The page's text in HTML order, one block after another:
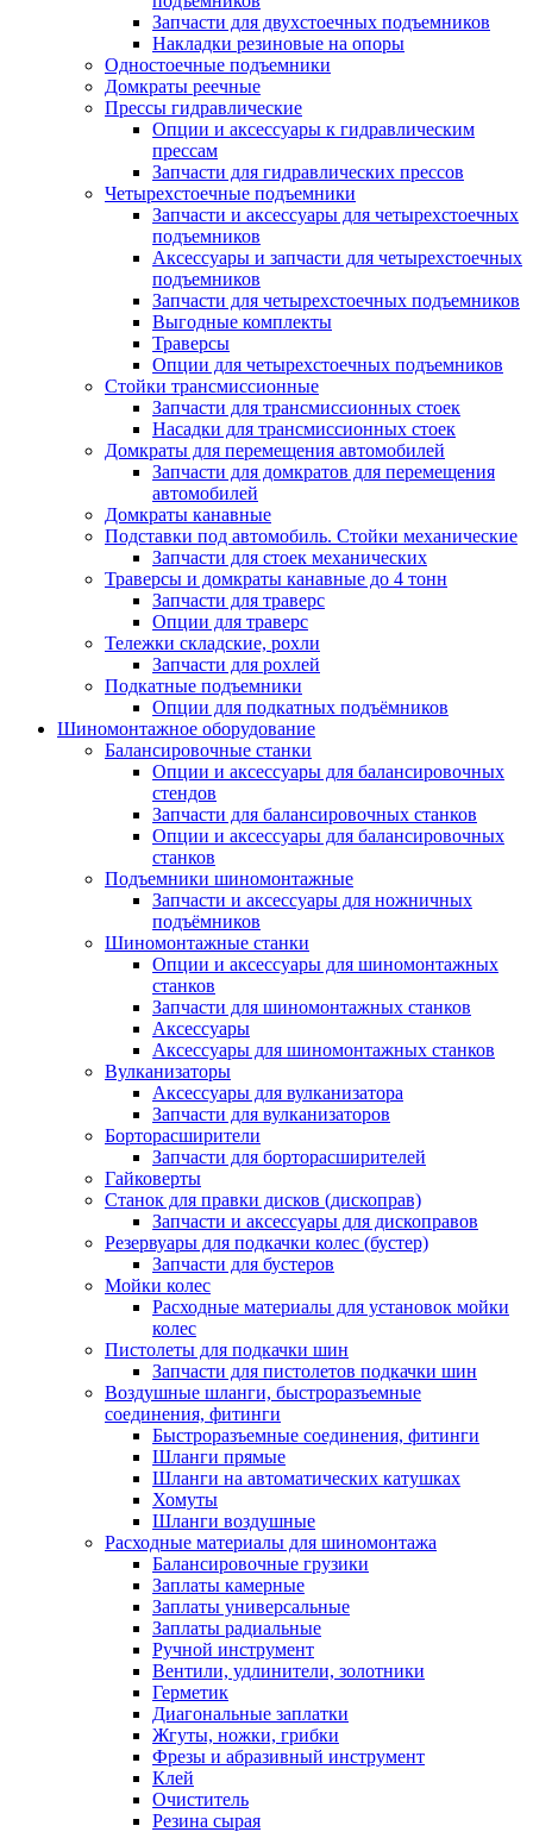
Запчасти для двухстоечных подъемников
Накладки резиновые на опоры
Одностоечные подъемники
Домкраты реечные
Прессы гидравлические
Опции и аксессуары к гидравлическим
прессам
Запчасти для гидравлических прессов
Четырехстоечные подъемники
Запчасти и аксессуары для четырехстоечных
подъемников
Аксессуары и запчасти для четырехстоечных
подъемников
Запчасти для четырехстоечных подъемников
Выгодные комплекты
Траверсы
Опции для четырехстоечных подъемников
Стойки трансмиссионные
Запчасти для трансмиссионных стоек
Насадки для трансмиссионных стоек
Домкраты для перемещения автомобилей
Запчасти для домкратов для перемещения
автомобилей
Домкраты канавные
Подставки под автомобиль. Стойки механические
Запчасти для стоек механических
Траверсы и домкраты канавные до 4 тонн
Запчасти для траверс
Опции для траверс
Тележки складские, рохли
Запчасти для рохлей
Подкатные подъемники
Опции для подкатных подъёмников
Шиномонтажное оборудование
Балансировочные станки
Опции и аксессуары для балансировочных
стендов
Запчасти для балансировочных станков
Опции и аксессуары для балансировочных
станков
Подъемники шиномонтажные
Запчасти и аксессуары для ножничных
подъёмников
Шиномонтажные станки
Опции и аксессуары для шиномонтажных
станков
Запчасти для шиномонтажных станков
Аксессуары
Аксессуары для шиномонтажных станков
Вулканизаторы
Аксессуары для вулканизатора
Запчасти для вулканизаторов
Борторасширители
Запчасти для борторасширителей
Гайковерты
Станок для правки дисков (дископрав)
Запчасти и аксессуары для дископравов
Резервуары для подкачки колес (бустер)
Запчасти для бустеров
Мойки колес
Расходные материалы для установок мойки
колес
Пистолеты для подкачки шин
Запчасти для пистолетов подкачки шин
Воздушные шланги, быстроразъемные
соединения, фитинги
Быстроразъемные соединения, фитинги
Шланги прямые
Шланги на автоматических катушках
Хомуты
Шланги воздушные
Расходные материалы для шиномонтажа
Балансировочные грузики
Заплаты камерные
Заплаты универсальные
Заплаты радиальные
Ручной инструмент
Вентили, удлинители, золотники
Герметик
Диагональные заплатки
Жгуты, ножки, грибки
Фрезы и абразивный инструмент
Клей
Очиститель
Резина сырая